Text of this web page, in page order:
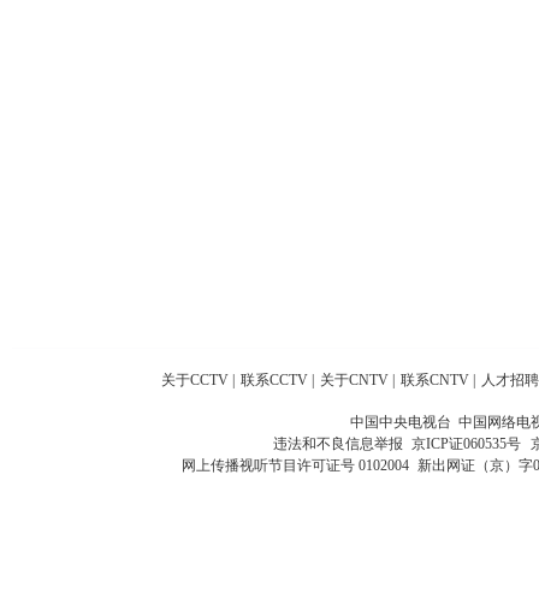
关于CCTV 联系CCTV 关于CNTV 联系CNTV 人才招聘
中国中央电视台 中国网络电
违法和不良信息举报 京ICP证060535号
网上传播视听节目许可证号 0102004 新出网证（京）